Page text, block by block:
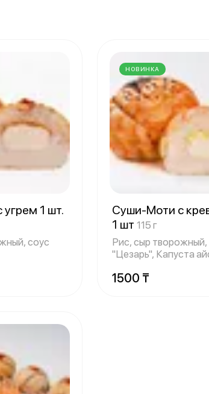
1 шт.
соус
НОВИНКА
Суши-Моти с
1 шт 115 г
Рис, сыр творожный,
"Цезарь", Капуста
1500 ₸